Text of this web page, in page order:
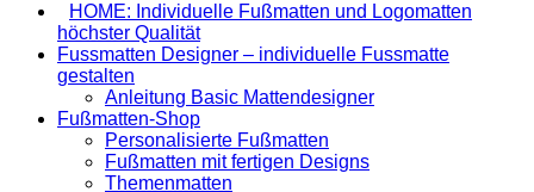
HOME: Individuelle Fußmatten und Logomatten
höchster Qualität
Fussmatten Designer – individuelle Fussmatte
gestalten
Anleitung Basic Mattendesigner
Fußmatten-Shop
Personalisierte Fußmatten
Fußmatten mit fertigen Designs
Themenmatten